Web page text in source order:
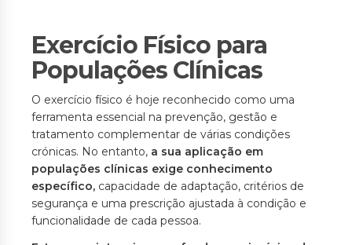
Exercício Físico para
Populações Clínicas
O exercício físico é hoje reconhecido como uma
ferramenta essencial na prevenção, gestão e
tratamento complementar de várias condições
crónicas. No entanto, a sua aplicação em
populações clínicas exige conhecimento
específico, capacidade de adaptação, critérios de
segurança e uma prescrição ajustada à condição e
funcionalidade de cada pessoa.